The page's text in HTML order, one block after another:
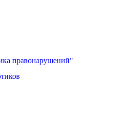
правонарушений"